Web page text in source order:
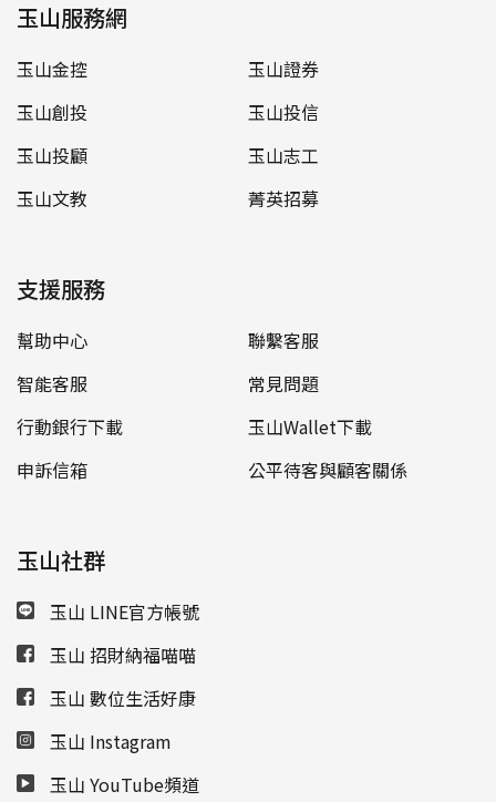
玉山服務網
玉山金控
玉山證券
玉山創投
玉山投信
玉山投顧
玉山志工
玉山文教
菁英招募
支援服務
幫助中心
聯繫客服
智能客服
常見問題
行動銀行下載
玉山Wallet下載
申訴信箱
公平待客與顧客關係
玉山社群
玉山 LINE官方帳號
玉山 招財納福喵喵
玉山 數位生活好康
玉山 Instagram
玉山 YouTube頻道